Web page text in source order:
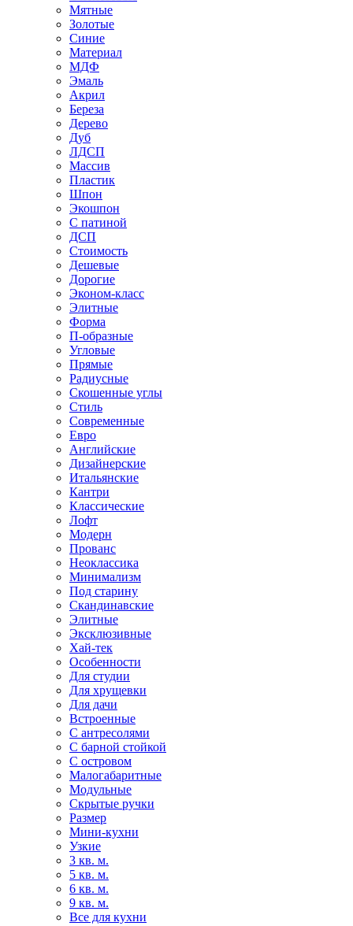
Мятные
Золотые
Синие
Материал
МДФ
Эмаль
Акрил
Береза
Дерево
Дуб
ЛДСП
Массив
Пластик
Шпон
Экошпон
С патиной
ДСП
Стоимость
Дешевые
Дорогие
Эконом-класс
Элитные
Форма
П-образные
Угловые
Прямые
Радиусные
Скошенные углы
Стиль
Современные
Евро
Английские
Дизайнерские
Итальянские
Кантри
Классические
Лофт
Модерн
Прованс
Неоклассика
Минимализм
Под старину
Скандинавские
Элитные
Эксклюзивные
Хай-тек
Особенности
Для студии
Для хрущевки
Для дачи
Встроенные
С антресолями
С барной стойкой
С островом
Малогабаритные
Модульные
Скрытые ручки
Размер
Мини-кухни
Узкие
3 кв. м.
5 кв. м.
6 кв. м.
9 кв. м.
Все для кухни